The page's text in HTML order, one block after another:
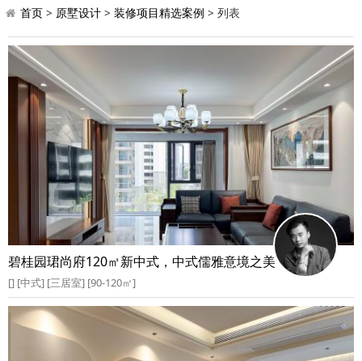
首页> 原墅设计> 装修项目精选案例 > 列表
碧桂园珺尚府120㎡新中式，中式儒雅意境之美
[] [中式] [三居室] [90-120㎡]